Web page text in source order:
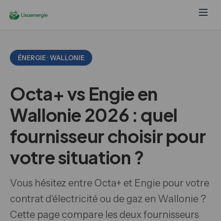
ÉNERGIE · WALLONIE
Octa+ vs Engie en
Wallonie 2026 : quel
fournisseur choisir pour
votre situation ?
Vous hésitez entre Octa+ et Engie pour votre
contrat d'électricité ou de gaz en Wallonie ?
Cette page compare les deux fournisseurs